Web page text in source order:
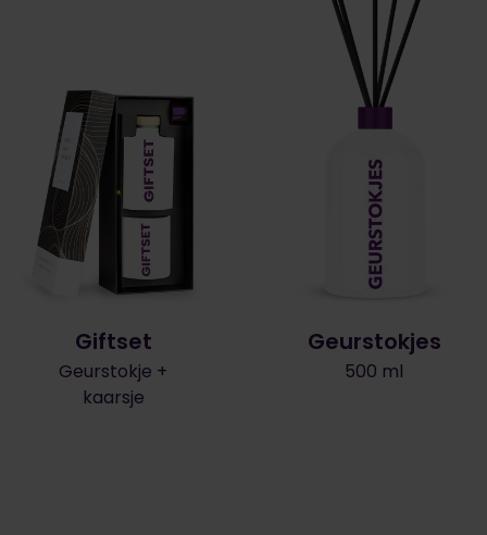
Giftset
Geurstokje +
kaarsje
Geurstokjes
500 ml